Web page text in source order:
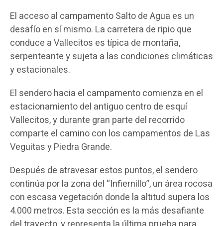
El acceso al campamento Salto de Agua es un
desafío en sí mismo. La carretera de ripio que
conduce a Vallecitos es típica de montaña,
serpenteante y sujeta a las condiciones climáticas
y estacionales.
El sendero hacia el campamento comienza en el
estacionamiento del antiguo centro de esquí
Vallecitos, y durante gran parte del recorrido
comparte el camino con los campamentos de Las
Veguitas y Piedra Grande.
Después de atravesar estos puntos, el sendero
continúa por la zona del “Infiernillo”, un área rocosa
con escasa vegetación donde la altitud supera los
4.000 metros. Esta sección es la más desafiante